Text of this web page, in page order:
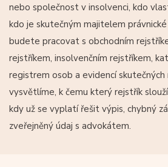
nebo společnost v insolvenci, kdo
kdo je skutečným majitelem
budete pracovat s obchodním
rejstříkem, insolvenčním rejstříkem,
registrem osob a evidencí skutečných
vysvětlíme, k čemu který rejstřík
kdy už se vyplatí řešit výpis, chybný
zveřejněný údaj s advokátem.